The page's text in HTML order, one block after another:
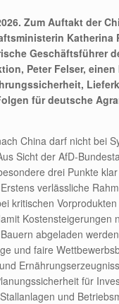
Zum Auftakt der
Katherina
Geschäftsführer
Peter Felser,
für deutsche
China darf nicht bei
Sicht der AfD-
drei Punkte
verlässliche
kritischen Vorprodukten
Kostensteigerungen
abgeladen
und faire
für
und